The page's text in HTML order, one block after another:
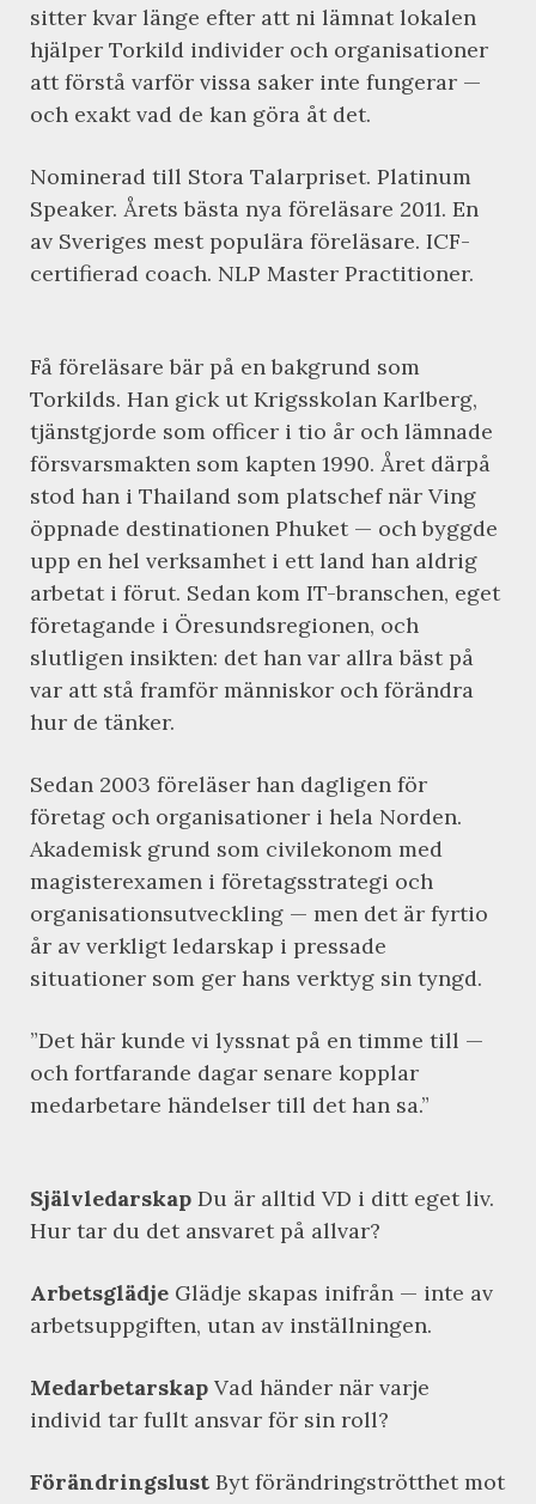
sitter kvar länge efter att ni lämnat lokalen
hjälper Torkild individer och organisationer
att förstå varför vissa saker inte fungerar —
och exakt vad de kan göra åt det.
Nominerad till Stora Talarpriset. Platinum
Speaker. Årets bästa nya föreläsare 2011. En
av Sveriges mest populära föreläsare. ICF-
certifierad coach. NLP Master Practitioner.
Få föreläsare bär på en bakgrund som
Torkilds. Han gick ut Krigsskolan Karlberg,
tjänstgjorde som officer i tio år och lämnade
försvarsmakten som kapten 1990. Året därpå
stod han i Thailand som platschef när Ving
öppnade destinationen Phuket — och byggde
upp en hel verksamhet i ett land han aldrig
arbetat i förut. Sedan kom IT-branschen, eget
företagande i Öresundsregionen, och
slutligen insikten: det han var allra bäst på
var att stå framför människor och förändra
hur de tänker.
Sedan 2003 föreläser han dagligen för
företag och organisationer i hela Norden.
Akademisk grund som civilekonom med
magisterexamen i företagsstrategi och
organisationsutveckling — men det är fyrtio
år av verkligt ledarskap i pressade
situationer som ger hans verktyg sin tyngd.
”Det här kunde vi lyssnat på en timme till —
och fortfarande dagar senare kopplar
medarbetare händelser till det han sa.”
Självledarskap Du är alltid VD i ditt eget liv.
Hur tar du det ansvaret på allvar?
Arbetsglädje Glädje skapas inifrån — inte av
arbetsuppgiften, utan av inställningen.
Medarbetarskap Vad händer när varje
individ tar fullt ansvar för sin roll?
Förändringslust Byt förändringströtthet mot